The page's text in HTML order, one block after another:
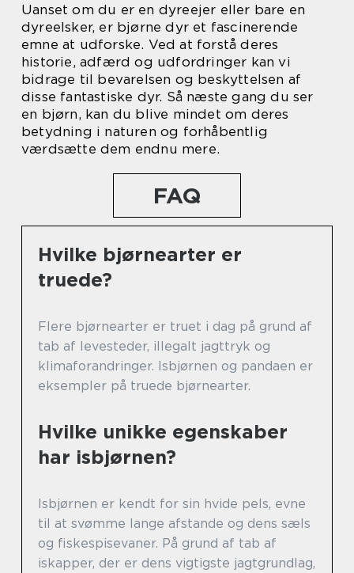
Uanset om du er en dyreejer eller bare en
dyreelsker, er bjørne dyr et fascinerende
emne at udforske. Ved at forstå deres
historie, adfærd og udfordringer kan vi
bidrage til bevarelsen og beskyttelsen af
disse fantastiske dyr. Så næste gang du ser
en bjørn, kan du blive mindet om deres
betydning i naturen og forhåbentlig
værdsætte dem endnu mere.
FAQ
Hvilke bjørnearter er
truede?
Flere bjørnearter er truet i dag på grund af
tab af levesteder, illegalt jagttryk og
klimaforandringer. Isbjørnen og pandaen er
eksempler på truede bjørnearter.
Hvilke unikke egenskaber
har isbjørnen?
Isbjørnen er kendt for sin hvide pels, evne
til at svømme lange afstande og dens sæls
og fiskespisevaner. På grund af tab af
iskapper, der er dens vigtigste jagtgrundlag,